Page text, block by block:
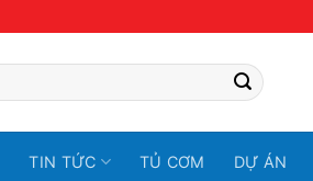
TIN TỨC TỦ CƠM DỰ ÁN